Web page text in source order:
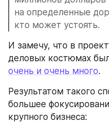
на определенные
кто может устоять.
И замечу, что в
очень и очень много.
Результатом такого
большее
крупного бизнеса: